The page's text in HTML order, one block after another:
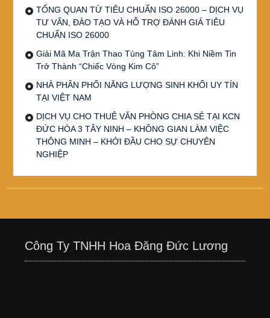
TỔNG QUAN TỪ TIÊU CHUẨN ISO 26000 – DỊCH VỤ
TƯ VẤN, ĐÀO TẠO VÀ HỖ TRỢ ĐÁNH GIÁ TIÊU
CHUẨN ISO 26000
Giải Mã Ma Trận Thao Túng Tâm Linh: Khi Niềm Tin
Trở Thành “Chiếc Vòng Kim Cô”
NHÀ PHÂN PHỐI NĂNG LƯỢNG SINH KHỐI UY TÍN
TẠI VIỆT NAM
DỊCH VỤ CHO THUÊ VĂN PHÒNG CHIA SẺ TẠI KCN
ĐỨC HÒA 3 TÂY NINH – KHÔNG GIAN LÀM VIỆC
THÔNG MINH – KHỞI ĐẦU CHO SỰ CHUYÊN
NGHIỆP
Công Ty TNHH Hoa Đăng Đức Lương